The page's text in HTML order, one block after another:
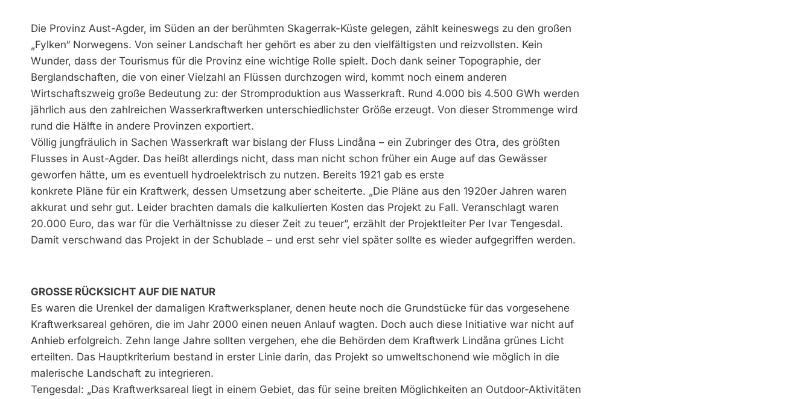
Die Provinz Aust-Agder, im Süden an der berühmten Skagerrak-Küste gelegen, zählt keineswegs zu den großen
„Fylken“ Norwegens. Von seiner Landschaft her gehört es aber zu den vielfältigsten und reizvollsten. Kein
Wunder, dass der Tourismus für die Provinz eine wichtige Rolle spielt. Doch dank seiner Topographie, der
Berglandschaften, die von einer Vielzahl an Flüssen durchzogen wird, kommt noch einem anderen
Wirtschaftszweig große Bedeutung zu: der Stromproduktion aus Wasserkraft. Rund 4.000 bis 4.500 GWh werden
jährlich aus den zahlreichen Wasserkraftwerken unterschiedlichster Größe erzeugt. Von dieser Strommenge wird
rund die Hälfte in andere Provinzen exportiert.
Völlig jungfräulich in Sachen Wasserkraft war bislang der Fluss Lindåna – ein Zubringer des Otra, des größten
Flusses in Aust-Agder. Das heißt allerdings nicht, dass man nicht schon früher ein Auge auf das Gewässer
geworfen hätte, um es eventuell hydroelektrisch zu nutzen. Bereits 1921 gab es erste
konkrete Pläne für ein Kraftwerk, dessen Umsetzung aber scheiterte. „Die Pläne aus den 1920er Jahren waren
akkurat und sehr gut. Leider brachten damals die kalkulierten Kosten das Projekt zu Fall. Veranschlagt waren
20.000 Euro, das war für die Verhältnisse zu dieser Zeit zu teuer”, erzählt der Projektleiter Per Ivar Tengesdal.
Damit verschwand das Projekt in der Schublade – und erst sehr viel später sollte es wieder aufgegriffen werden.
GROSSE RÜCKSICHT AUF DIE NATUR
Es waren die Urenkel der damaligen Kraftwerksplaner, denen heute noch die Grundstücke für das vorgesehene
Kraftwerksareal gehören, die im Jahr 2000 einen neuen Anlauf wagten. Doch auch diese Initiative war nicht auf
Anhieb erfolgreich. Zehn lange Jahre sollten vergehen, ehe die Behörden dem Kraftwerk Lindåna grünes Licht
erteilten. Das Hauptkriterium bestand in erster Linie darin, das Projekt so umweltschonend wie möglich in die
malerische Landschaft zu integrieren.
Tengesdal: „Das Kraftwerksareal liegt in einem Gebiet, das für seine breiten Möglichkeiten an Outdoor-Aktivitäten